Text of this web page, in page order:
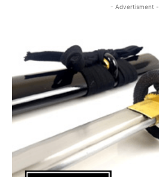
- Advertisment -